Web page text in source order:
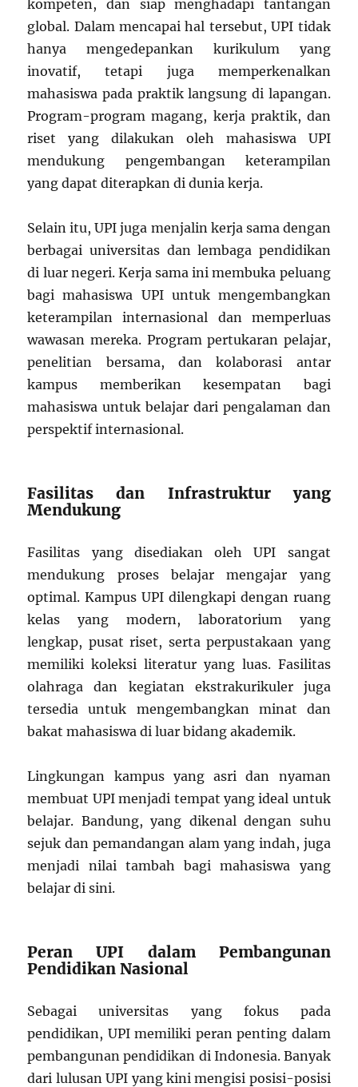
kompeten, dan siap menghadapi tantangan
global. Dalam mencapai hal tersebut, UPI tidak
hanya mengedepankan kurikulum yang
inovatif, tetapi juga memperkenalkan
mahasiswa pada praktik langsung di lapangan.
Program-program magang, kerja praktik, dan
riset yang dilakukan oleh mahasiswa UPI
mendukung pengembangan keterampilan
yang dapat diterapkan di dunia kerja.
Selain itu, UPI juga menjalin kerja sama dengan
berbagai universitas dan lembaga pendidikan
di luar negeri. Kerja sama ini membuka peluang
bagi mahasiswa UPI untuk mengembangkan
keterampilan internasional dan memperluas
wawasan mereka. Program pertukaran pelajar,
penelitian bersama, dan kolaborasi antar
kampus memberikan kesempatan bagi
mahasiswa untuk belajar dari pengalaman dan
perspektif internasional.
Fasilitas dan Infrastruktur yang
Mendukung
Fasilitas yang disediakan oleh UPI sangat
mendukung proses belajar mengajar yang
optimal. Kampus UPI dilengkapi dengan ruang
kelas yang modern, laboratorium yang
lengkap, pusat riset, serta perpustakaan yang
memiliki koleksi literatur yang luas. Fasilitas
olahraga dan kegiatan ekstrakurikuler juga
tersedia untuk mengembangkan minat dan
bakat mahasiswa di luar bidang akademik.
Lingkungan kampus yang asri dan nyaman
membuat UPI menjadi tempat yang ideal untuk
belajar. Bandung, yang dikenal dengan suhu
sejuk dan pemandangan alam yang indah, juga
menjadi nilai tambah bagi mahasiswa yang
belajar di sini.
Peran UPI dalam Pembangunan
Pendidikan Nasional
Sebagai universitas yang fokus pada
pendidikan, UPI memiliki peran penting dalam
pembangunan pendidikan di Indonesia. Banyak
dari lulusan UPI yang kini mengisi posisi-posisi